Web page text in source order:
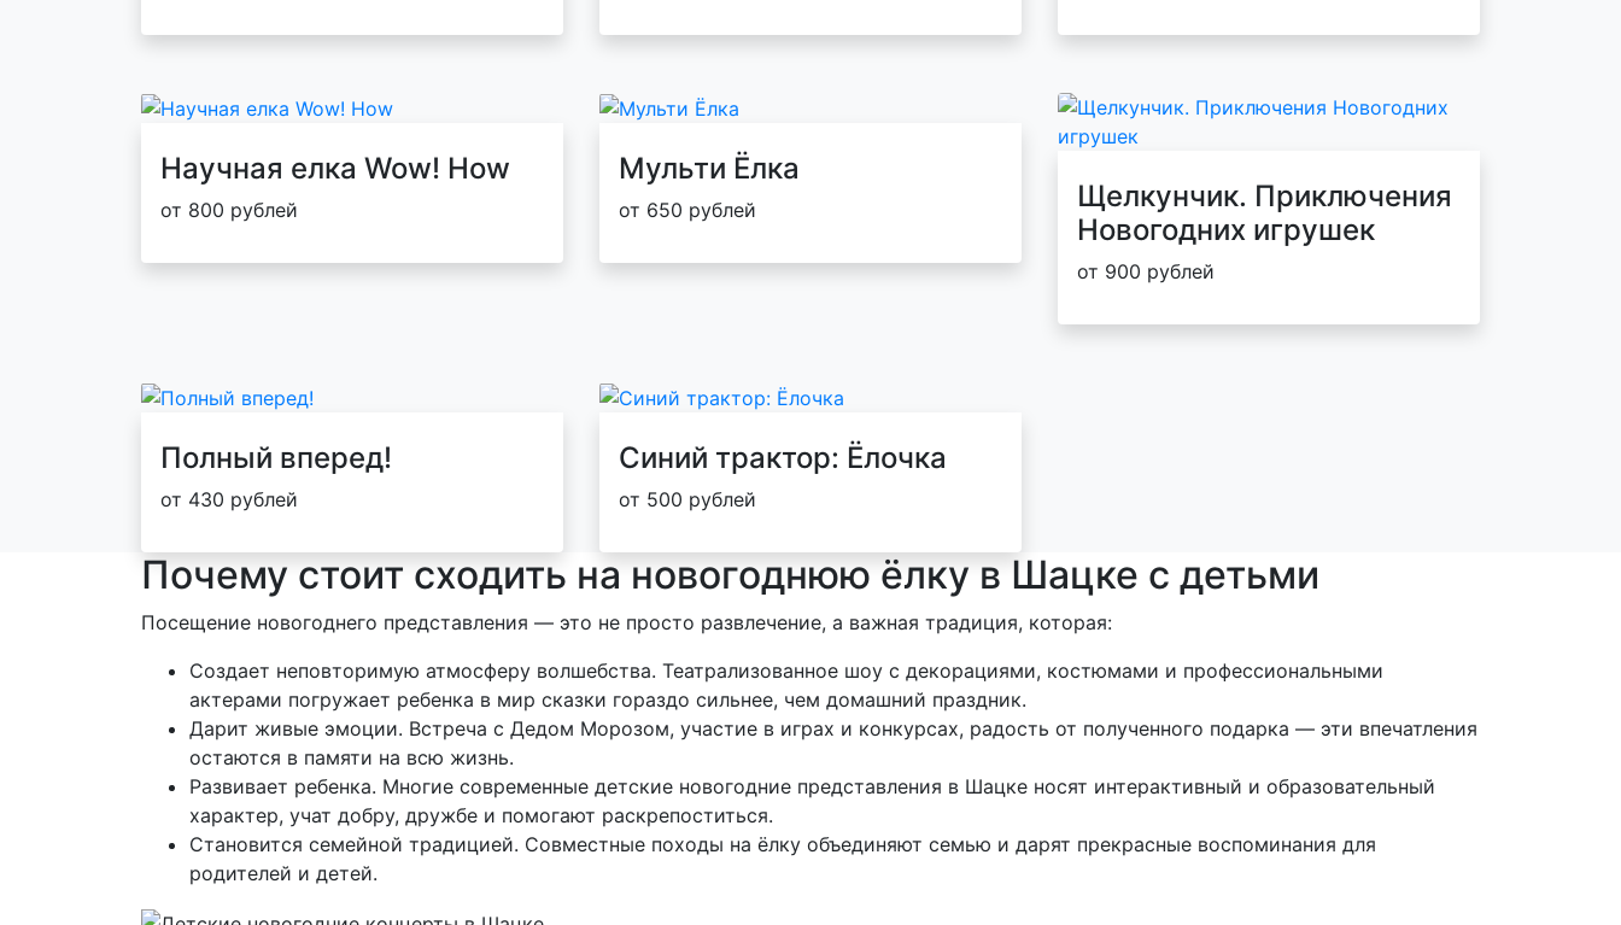
Научная елка Wow! How
от 800 рублей
Мульти Ёлка
от 650 рублей
Щелкунчик. Приключения
Новогодних игрушек
от 900 рублей
Полный вперед!
от 430 рублей
Синий трактор: Ёлочка
от 500 рублей
Почему стоит сходить на новогоднюю ёлку в Шацке с детьми
Посещение новогоднего представления — это не просто развлечение, а важная традиция, которая:
Создает неповторимую атмосферу волшебства. Театрализованное шоу с декорациями, костюмами и профессиональными
актерами погружает ребенка в мир сказки гораздо сильнее, чем домашний праздник.
Дарит живые эмоции. Встреча с Дедом Морозом, участие в играх и конкурсах, радость от полученного подарка — эти впечатления
остаются в памяти на всю жизнь.
Развивает ребенка. Многие современные детские новогодние представления в Шацке носят интерактивный и образовательный
характер, учат добру, дружбе и помогают раскрепоститься.
Становится семейной традицией. Совместные походы на ёлку объединяют семью и дарят прекрасные воспоминания для
родителей и детей.